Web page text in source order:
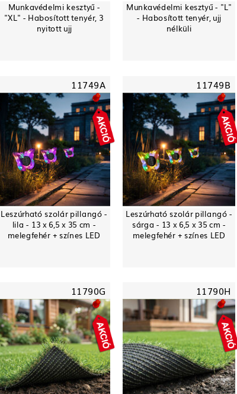
Munkavédelmi kesztyű -
"XL" - Habosított tenyér, 3
nyitott ujj
Munkavédelmi kesztyű - "L"
- Habosított tenyér, ujj
nélküli
11749A
Leszúrható szolár pillangó -
lila - 13 x 6,5 x 35 cm -
melegfehér + színes LED
11749B
Leszúrható szolár pillangó -
sárga - 13 x 6,5 x 35 cm -
melegfehér + színes LED
11790G 11790H